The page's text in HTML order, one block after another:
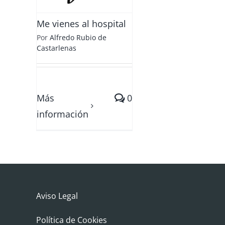
Me vienes al hospital
Por Alfredo Rubio de
Castarlenas
Más
información
0
Aviso Legal
Política de Cookies